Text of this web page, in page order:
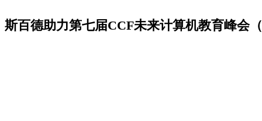
斯百德助力第七届CCF未来计算机教育峰会